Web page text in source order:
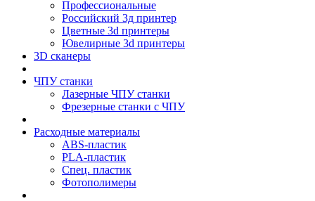
Профессиональные
Российский 3д принтер
Цветные 3d принтеры
Ювелирные 3d принтеры
3D сканеры
ЧПУ станки
Лазерные ЧПУ станки
Фрезерные станки с ЧПУ
Расходные материалы
ABS-пластик
PLA-пластик
Спец. пластик
Фотополимеры